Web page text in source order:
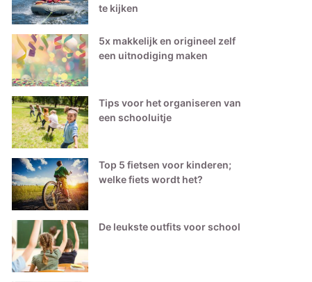
te kijken
5x makkelijk en origineel zelf
een uitnodiging maken
Tips voor het organiseren van
een schooluitje
Top 5 fietsen voor kinderen;
welke fiets wordt het?
De leukste outfits voor school